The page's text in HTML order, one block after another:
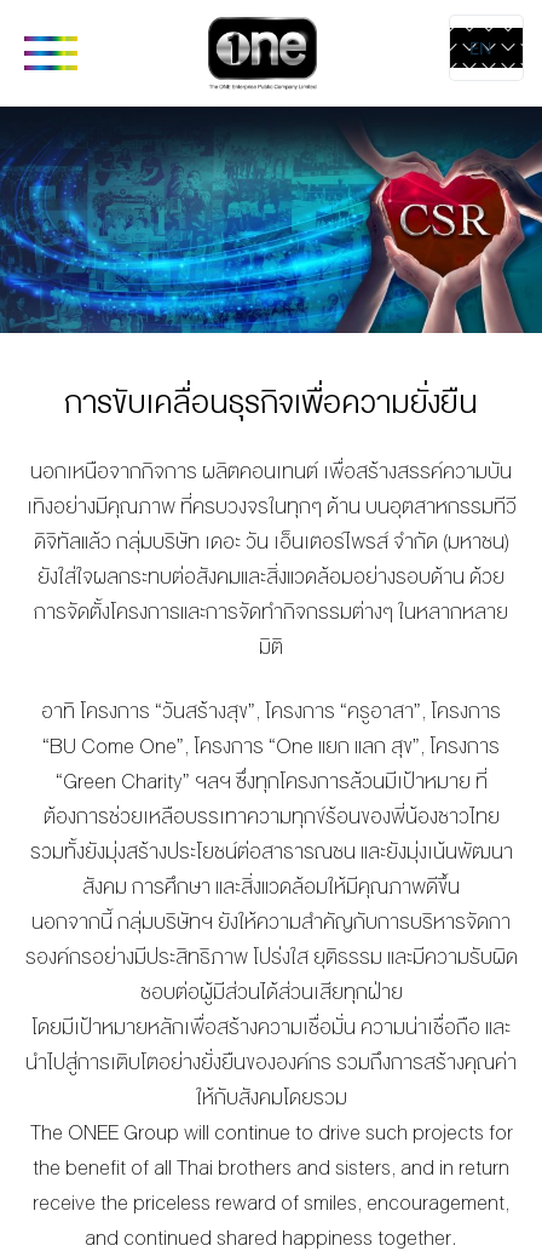
EN
TH
ABOUT
CORPORATE
COMPANY’S
BUSINESS
MISSION
COMPANY
BACKGROUND
LETTER FROM
GROUP CEO
BOARD OF
DIRECTORS
MANAGEMENT
ORGANIZATION
CHART
AWARDS
COMPANIES
one31
GMM TV
GMM MEDIA
GMM
STUDIOS
EXACT
SCENARIO
ACTS
STUDIO
PRODUCTS
SERVICES
LIVE &
RENTAL
ARTIST
การขับเคลื่อนธุรกิจเพื่อความยั่งยืน
นอกเหนือจากกิจการ ผลิตคอนเทนต์ เพื่อสร้างสรรค์ความบัน
เทิงอย่างมีคุณภาพ ที่ครบวงจรในทุกๆ ด้าน บนอุตสาหกรรมทีวี
ดิจิทัลแล้ว กลุ่มบริษัท เดอะ วัน เอ็นเตอร์ไพรส์ จำกัด (มหาชน)
ยังใส่ใจผลกระทบต่อสังคมและสิ่งแวดล้อมอย่างรอบด้าน ด้วย
การจัดตั้งโครงการและการจัดทำกิจกรรมต่างๆ ในหลากหลาย
มิติ
อาทิ โครงการ “วันสร้างสุข”, โครงการ “ครูอาสา”, โครงการ
“BU Come One”, โครงการ “One แยก แลก สุข”, โครงการ
“Green Charity” ฯลฯ ซึ่งทุกโครงการล้วนมีเป้าหมาย ที่
ต้องการช่วยเหลือบรรเทาความทุกข์ร้อนของพี่น้องชาวไทย
รวมทั้งยังมุ่งสร้างประโยชน์ต่อสาธารณชน และยังมุ่งเน้นพัฒนา
สังคม การศึกษา และสิ่งแวดล้อมให้มีคุณภาพดีขึ้น
นอกจากนี้ กลุ่มบริษัทฯ ยังให้ความสำคัญกับการบริหารจัดกา
รองค์กรอย่างมีประสิทธิภาพ โปร่งใส ยุติธรรม และมีความรับผิด
ชอบต่อผู้มีส่วนได้ส่วนเสียทุกฝ่าย
โดยมีเป้าหมายหลักเพื่อสร้างความเชื่อมั่น ความน่าเชื่อถือ และ
นำไปสู่การเติบโตอย่างยั่งยืนขององค์กร รวมถึงการสร้างคุณค่า
ให้กับสังคมโดยรวม
The ONEE Group will continue to drive such projects for
the benefit of all Thai brothers and sisters, and in return
receive the priceless reward of smiles, encouragement,
and continued shared happiness together.